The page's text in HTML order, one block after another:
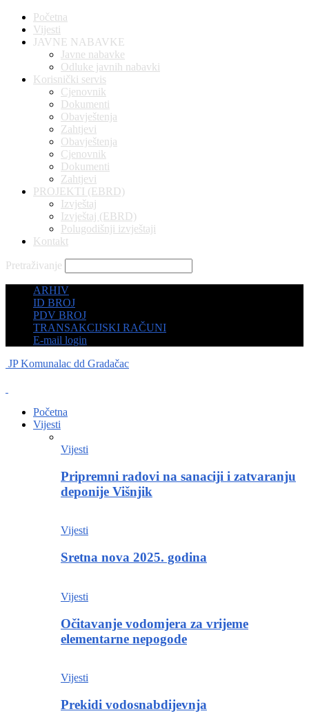
Početna
Vijesti
JAVNE NABAVKE
Javne nabavke
Odluke javnih nabavki
Korisnički servis
Cjenovnik
Dokumenti
Obavještenja
Zahtjevi
Obavještenja
Cjenovnik
Dokumenti
Zahtjevi
PROJEKTI (EBRD)
Izvještaj
Izvještaj (EBRD)
Polugodišnji izvještaji
Kontakt
Pretraživanje
ARHIV
ID BROJ
PDV BROJ
TRANSAKCIJSKI RAČUNI
E-mail login
JP Komunalac dd Gradačac
Početna
Vijesti
Vijesti
Pripremni radovi na sanaciji i zatvaranju
deponije Višnjik
Vijesti
Sretna nova 2025. godina
Vijesti
Očitavanje vodomjera za vrijeme
elementarne nepogode
Vijesti
Prekidi vodosnabdijevnja